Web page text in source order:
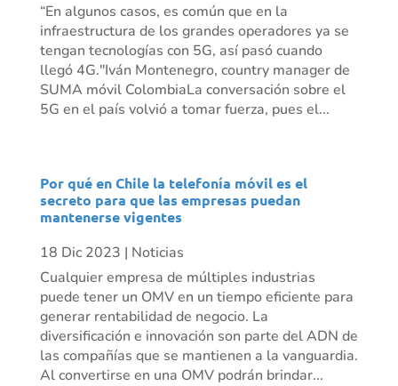
“En algunos casos, es común que en la
infraestructura de los grandes operadores ya se
tengan tecnologías con 5G, así pasó cuando
llegó 4G."Iván Montenegro, country manager de
SUMA móvil ColombiaLa conversación sobre el
5G en el país volvió a tomar fuerza, pues el...
Por qué en Chile la telefonía móvil es el
secreto para que las empresas puedan
mantenerse vigentes
18 Dic 2023 | Noticias
Cualquier empresa de múltiples industrias
puede tener un OMV en un tiempo eficiente para
generar rentabilidad de negocio. La
diversificación e innovación son parte del ADN de
las compañías que se mantienen a la vanguardia.
Al convertirse en una OMV podrán brindar...